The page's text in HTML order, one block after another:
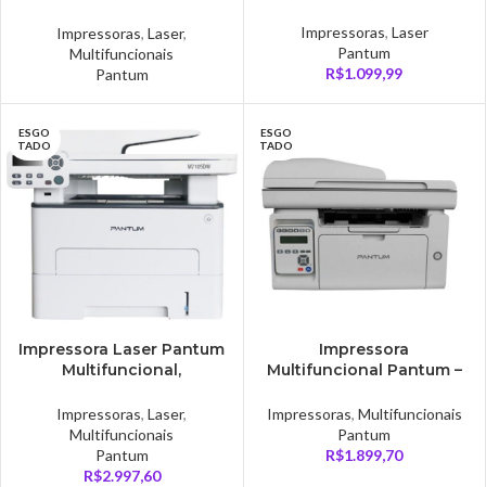
BM5100ADW
Impressoras,Laser,
Multifuncionais
Pantum
Impressoras, Laser
Pantum
R$1.099,99
ESGO
TADO
Impressora Laser Pantum
Multifuncional,
Wireless, USB, Ethernet,
Duplex, 110V – M6559NW
Impressoras,Laser,
Multifuncionais
Pantum
R$2.997,60
ESGO
TADO
Impressora
Multifuncional Pantum –
Impressoras, Multifuncionais
Pantum
R$1.899,70